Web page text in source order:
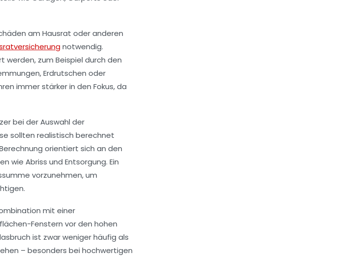
am Hausrat oder anderen
notwendig.
werden, zum Beispiel durch den
Erdrutschen oder
immer stärker in den Fokus, da
bei der Auswahl der
sollten realistisch berechnet
orientiert sich an den
wie Abriss und Entsorgung. Ein
vorzunehmen, um
mit einer
Fenstern vor den hohen
ist zwar weniger häufig als
– besonders bei hochwertigen